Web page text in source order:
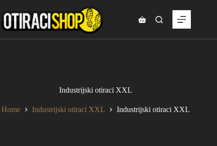
to
content
Shopping
Industrijski otiraci XXL
Home Industrijski otiraci XXL Industrijski otiraci XXL